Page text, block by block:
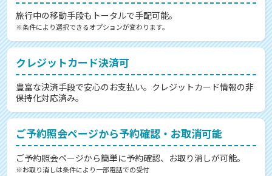
旅行中の移動手段もトータルで手配可能。
※条件により選択できるオプションが変わります。
クレジットカード決済可
豊富な決済手段で安心のお支払い。クレジットカード情報の非
保持化対応済み。
ご予約照会ページから予約確認・お取消可能
ご予約照会ページから簡単に予約確認、お取り消しが可能。
※お取り消しは条件により一部電話での受付